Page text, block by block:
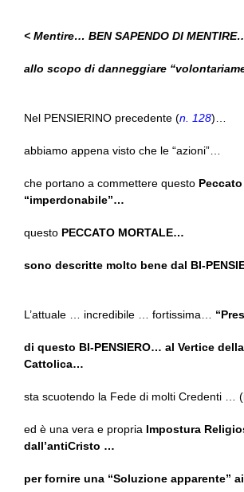
< Mentire… BEN SAPENDO DI
allo scopo di danneggiare
Nel PENSIERINO precedente (n. 128)…
abbiamo appena visto che le “azioni”…
che portano a commettere questo Peccato
“imperdonabile”…
questo PECCATO MORTALE…
sono descritte molto bene dal BI-
L’attuale … incredibile … fortissima…
di questo BI-PENSIERO… al Vertice
Cattolica…
sta scuotendo la Fede di molti Credenti …
ed è una vera e propria Impostura
dall’antiCristo …
per fornire una “Soluzione apparente”